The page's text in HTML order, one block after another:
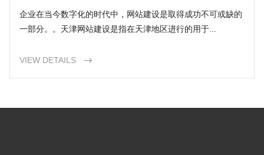
企业在当今数字化的时代中，网站建设是取得成功不可或缺的
一部分。。天津网站建设是指在天津地区进行的用于...
VIEW DETAILS 